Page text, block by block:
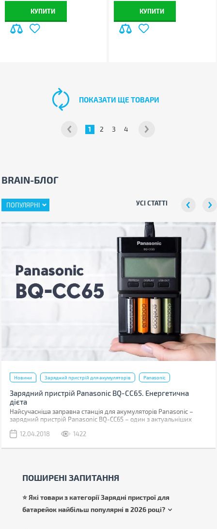
КУПИТИ КУПИТИ
1 2 3 4
ПОКАЗАТИ ЩЕ ТОВАРИ
BRAIN-БЛОГ
ПОПУЛЯРНІ УСІ СТАТТІ
Новини Зарядний пристрій для акумуляторів Panasonic
Зарядний пристрій Panasonic BQ-CC65. Енергетична
дієта
Найсучасніша заправна станція для акумуляторів Panasonic –
зарядний пристрій Panasonic BQ-CC65 – один з актуальніших
визначить строк їхньої служби та покаже всю інформацію на LCD-
12.04.2018 1422
ПОШИРЕНІ ЗАПИТАННЯ
⭐ Які товари з категорії Зарядні пристрої для
батарейок найбільш популярні в 2026 році?